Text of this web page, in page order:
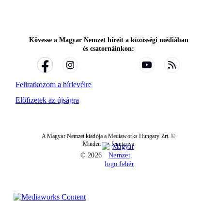
Feliratkozom a hírlevélre
Kövesse a Magyar Nemzet híreit a közösségi médiában
és csatornáinkon:
Előfizetek az újságra
A Magyar Nemzet kiadója a Mediaworks Hungary Zrt. ©
Minden jog fenntartva
© 2026